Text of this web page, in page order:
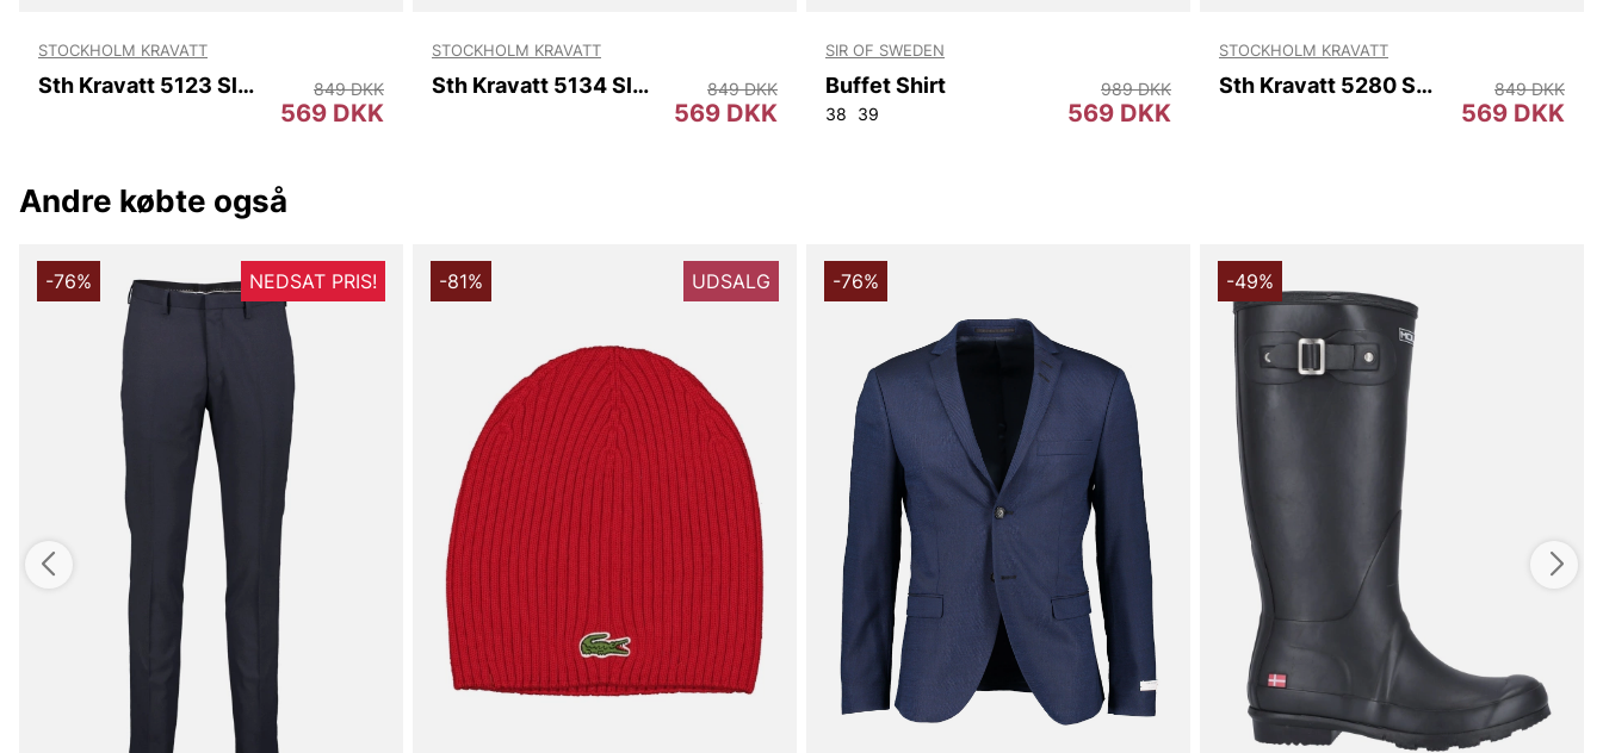
STOCKHOLM KRAVATT
Sth Kravatt 5123 Slim
569 DKK
849 DKK
STOCKHOLM KRAVATT
Sth Kravatt 5134 Slim
569 DKK
849 DKK
SIR OF SWEDEN
Buffet Shirt
38 39 569 DKK
989 DKK
STOCKHOLM KRAVATT
Sth Kravatt 5280 Slim
569 DKK
849 DKK
Andre købte også
-76% NEDSAT PRIS! -81% UDSALG -76% -49%